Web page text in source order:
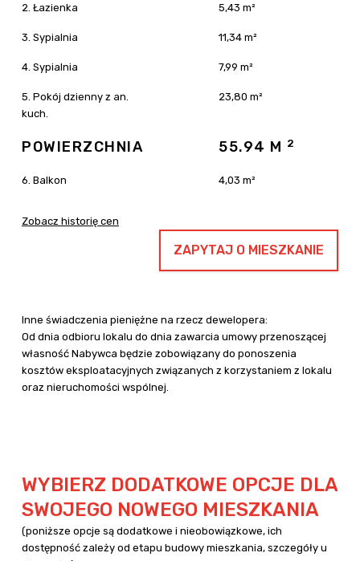
2. Łazienka 5,43 m²
3. Sypialnia 11,34 m²
4. Sypialnia 7,99 m²
5. Pokój dzienny z an.
kuch.
23,80 m²
POWIERZCHNIA 55.94 M 2
6. Balkon 4,03 m²
Zobacz historię cen
ZAPYTAJ O MIESZKANIE
Inne świadczenia pieniężne na rzecz dewelopera:
Od dnia odbioru lokalu do dnia zawarcia umowy przenoszącej
własność Nabywca będzie zobowiązany do ponoszenia
kosztów eksploatacyjnych związanych z korzystaniem z lokalu
oraz nieruchomości wspólnej.
WYBIERZ DODATKOWE OPCJE DLA
SWOJEGO NOWEGO MIESZKANIA
(poniższe opcje są dodatkowe i nieobowiązkowe, ich
dostępność zależy od etapu budowy mieszkania, szczegóły u